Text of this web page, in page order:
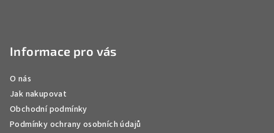
Informace pro vás
O nás
Jak nakupovat
Obchodní podmínky
Podmínky ochrany osobních údajů